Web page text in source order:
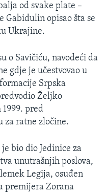
od svake plate –
Gabidulin opisao šta se
Ukrajine.
o Savičiću, navodeći da
gdje je učestvovao u
Srpska
Željko
pred
za ratne zločine.
bio dio Jedinice za
unutrašnjih poslova,
Legija, osuđen
premijera Zorana